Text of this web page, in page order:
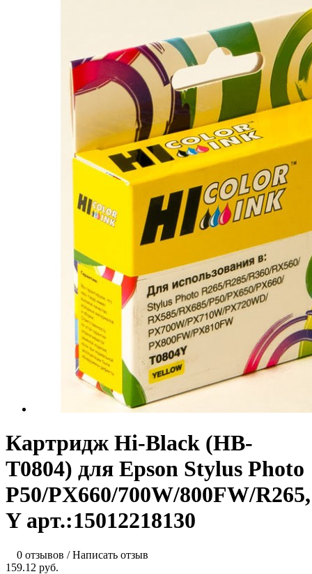
Картридж Hi-Black (HB-
T0804) для Epson Stylus Photo
P50/PX660/700W/800FW/R265,
Y арт.:15012218130
0 отзывов /Написать отзыв
159.12 руб.